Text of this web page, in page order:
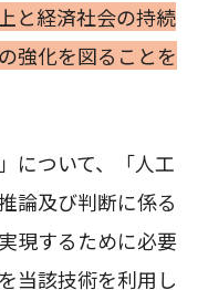
と経済社会の持続
強化を図ることを
について、「人工
論及び判断に係る
現するために必要
当該技術を利用し